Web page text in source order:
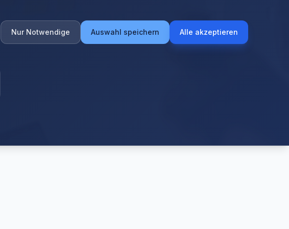
Nur Notwendige Auswahl speichern Alle akzeptieren